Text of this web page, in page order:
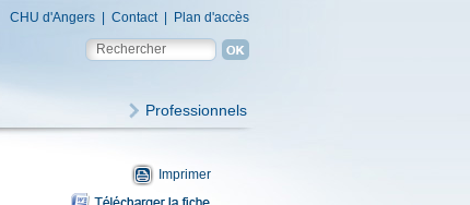
CHU d'Angers Contact| Plan d'accès
Professionnels
Imprimer